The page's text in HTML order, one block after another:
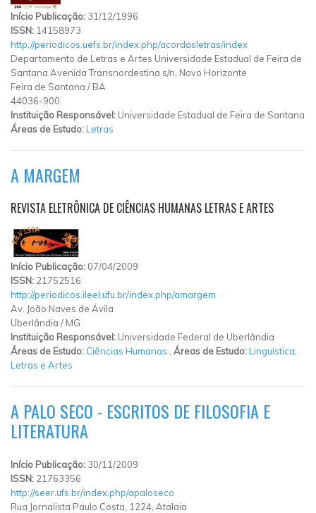
Início Publicação: 31/12/1996
ISSN: 14158973
http://periodicos.uefs.br/index.php/acordasletras/index
Departamento de Letras e Artes Universidade Estadual de Feira de
Santana Avenida Transnordestina s/n, Novo Horizonte
Feira de Santana / BA
44036-900
Instituição Responsável: Universidade Estadual de Feira de Santana
Áreas de Estudo:Letras
A MARGEM
REVISTA ELETRÔNICA DE CIÊNCIAS HUMANAS LETRAS E ARTES
Início Publicação: 07/04/2009
ISSN: 21752516
http://periodicos.ileel.ufu.br/index.php/amargem
Av. João Naves de Ávila
Uberlândia / MG
Instituição Responsável: Universidade Federal de Uberlândia
Áreas de Estudo: Ciências Humanas Áreas de Estudo:Linguística,
Letras e Artes
A PALO SECO - ESCRITOS DE FILOSOFIA E
LITERATURA
Início Publicação: 30/11/2009
ISSN: 21763356
http://seer.ufs.br/index.php/apaloseco
Rua Jornalista Paulo Costa, 1224, Atalaia